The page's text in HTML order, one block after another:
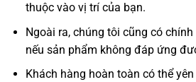
thuộc vào vị trí của bạn.
Ngoài ra, chúng tôi cũng có
nếu sản phẩm không đáp ứng
Khách hàng hoàn toàn có thể